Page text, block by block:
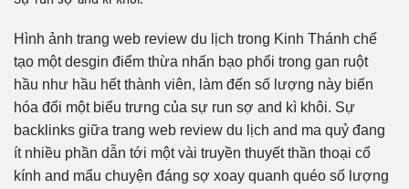
Hình ảnh trang web review du lịch trong Kinh Thánh chế
tạo một desgin điểm thừa nhấn bạo phổi trong gan ruột
hầu như hầu hết thành viên, làm đến số lượng này biến
hóa đổi một biểu trưng của sự run sợ and kì khôi. Sự
backlinks giữa trang web review du lịch and ma quỷ đang
ít nhiều phần dẫn tới một vài truyền thuyết thần thoại cổ
kính and mẩu chuyện đáng sợ xoay quanh quéo số lượng